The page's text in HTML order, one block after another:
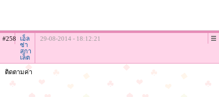
#258
เอ็ล
ซ่า
สกา
เล็ต
29-08-2014 - 18:12:21
ติดตามค่า